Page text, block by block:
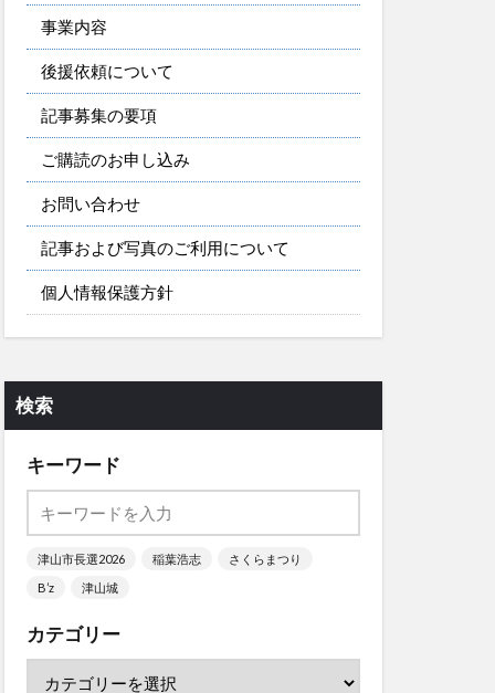
事業内容
後援依頼について
記事募集の要項
ご購読のお申し込み
お問い合わせ
記事および写真のご利用について
個人情報保護方針
検索
キーワード
津山市長選2026 稲葉浩志
さくらまつり
B’z
津山城
カテゴリー